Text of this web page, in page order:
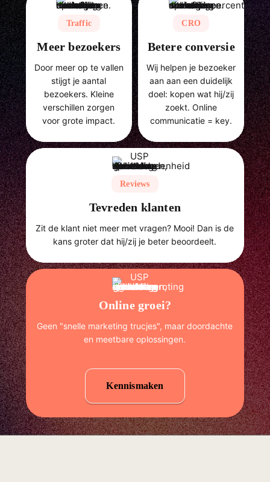
Traffic
Meer bezoekers
Door meer op te vallen
stijgt je aantal
bezoekers. Kleine
verschillen zorgen
voor grote impact.
CRO
Betere conversie
Wij helpen je bezoeker
aan aan een duidelijk
doel: kopen wat hij/zij
zoekt. Online
communicatie = key.
Reviews
Tevreden klanten
Zit de klant niet meer met vragen? Mooi! Dan is de
kans groter dat hij/zij je beter beoordeelt.
Online groei?
Geen "snelle marketing trucjes", maar doordachte
en meetbare oplossingen.
Kennismaken